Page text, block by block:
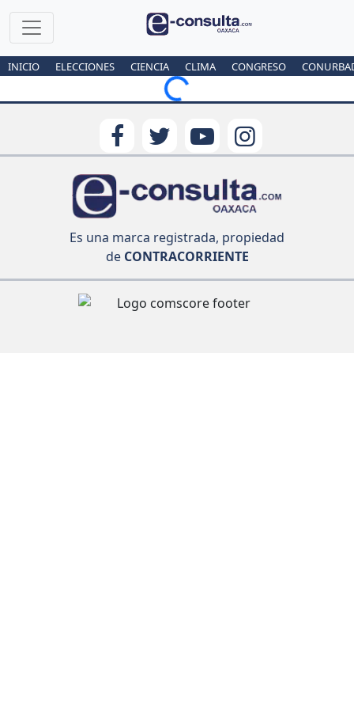
INICIO ELECCIONES CIENCIA CLIMA CONGRESO
Loading...
Es una marca registrada, propiedad
deCONTRACORRIENTE